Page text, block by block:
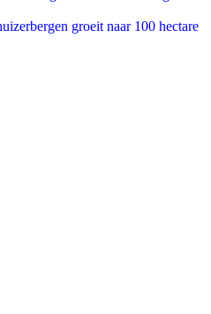
groeit naar 100 hectare